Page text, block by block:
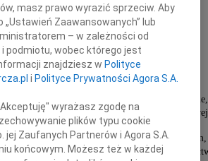
Mecenasa
Marka Furtka
wieloletniego Prezesa Sądu Arbitrażowego
przy Krajowej Izbie Gospodarczej w Warszawie,
a następnie Przewodniczącego Rady
Pan Mecenas Furtek był wybitnym prawnikiem,
i cenionym arbitrem, a także
masz prawo wyrazić sprzeciw. Aby
„Ustawień Zaawansowanych” lub
– w zależności od
podmiotu, wobec którego jest
znajdziesz w Polityce
i Polityce Prywatności Agora S.A.
wyrażasz zgodę na
plików typu cookie
jej Zaufanych Partnerów i Agora S.A.
końcowym. Możesz też w każdej